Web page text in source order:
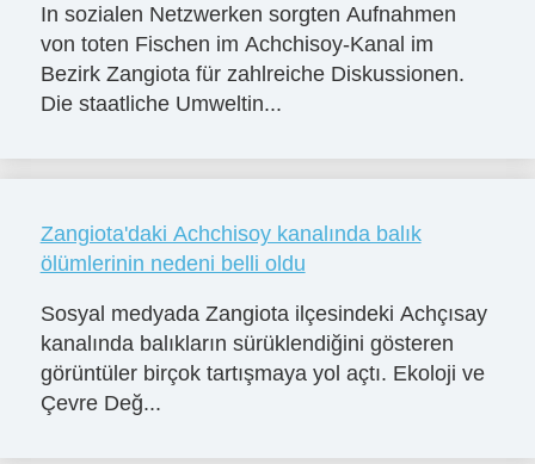
In sozialen Netzwerken sorgten Aufnahmen
von toten Fischen im Achchisoy-Kanal im
Bezirk Zangiota für zahlreiche Diskussionen.
Die staatliche Umweltin...
Zangiota'daki Achchisoy kanalında balık
ölümlerinin nedeni belli oldu
Sosyal medyada Zangiota ilçesindeki Achçısay
kanalında balıkların sürüklendiğini gösteren
görüntüler birçok tartışmaya yol açtı. Ekoloji ve
Çevre Değ...